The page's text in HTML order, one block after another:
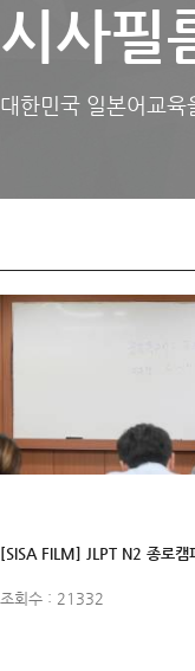
시사필
대한민국 일본어교
[SISA FILM] JLPT N2 종로캠
조회수 : 21332